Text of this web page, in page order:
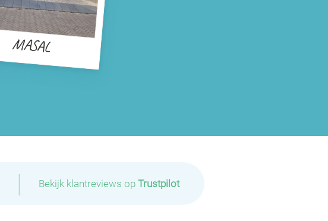
MASAL
| Bekijk klantreviews op Trustpilot